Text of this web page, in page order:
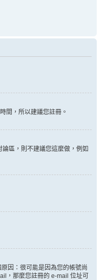
間，所以建議您註冊。
區，則不建議您這麼做，例如
因：很可能是因為您的帳號尚
，那麼您註冊的 e-mail 位址可